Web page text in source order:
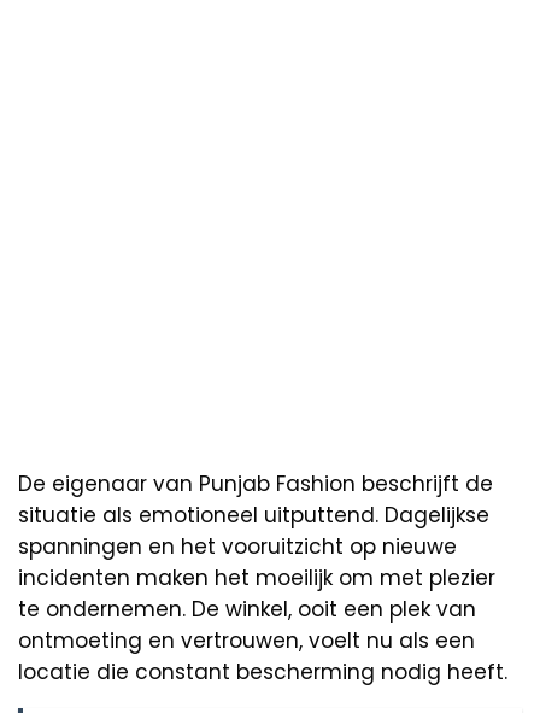
De eigenaar van Punjab Fashion beschrijft de
situatie als emotioneel uitputtend. Dagelijkse
spanningen en het vooruitzicht op nieuwe
incidenten maken het moeilijk om met plezier
te ondernemen. De winkel, ooit een plek van
ontmoeting en vertrouwen, voelt nu als een
locatie die constant bescherming nodig heeft.